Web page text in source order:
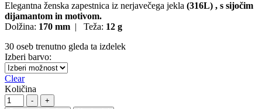
Elegantna ženska zapestnica iz nerjavečega jekla (316L) , s sijočim
dijamantom in motivom.
Dolžina: 170 mm | Teža: 12 g
30 oseb trenutno gleda ta izdelek
Izberi barvo:
Clear
Količina
-
+